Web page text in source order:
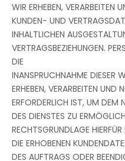
WIR ERHEBEN, VERARBEITEN
KUNDEN- UND
INHALTLICHEN
VERTRAGSBEZIEHUNGEN.
DIE
INANSPRUCHNAHME DIESER
ERHEBEN, VERARBEITEN UND
ERFORDERLICH IST, UM DEM
DES DIENSTES ZU
RECHTSGRUNDLAGE
DIE ERHOBENEN
DES AUFTRAGS ODER